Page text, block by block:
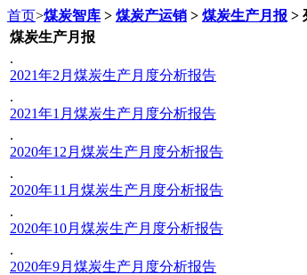
首页>煤炭智库 > 煤炭产运销 > 煤炭生产月报 >
煤炭生产月报
.
2021年2月煤炭生产月度分析报告
.
2021年1月煤炭生产月度分析报告
.
2020年12月煤炭生产月度分析报告
.
2020年11月煤炭生产月度分析报告
.
2020年10月煤炭生产月度分析报告
.
2020年9月煤炭生产月度分析报告